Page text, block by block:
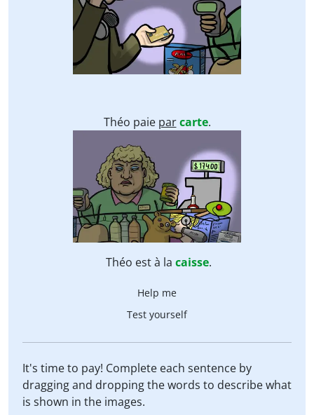
Théo paie par carte.
Théo est à la caisse.
Help me
Test yourself
It's time to pay! Complete each sentence by
dragging and dropping the words to describe what
is shown in the images.